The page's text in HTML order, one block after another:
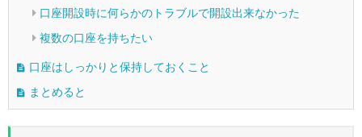
口座開設時に何らかのトラブルで開設出来なかった
複数の口座を持ちたい
口座はしっかりと保持しておくこと
まとめると